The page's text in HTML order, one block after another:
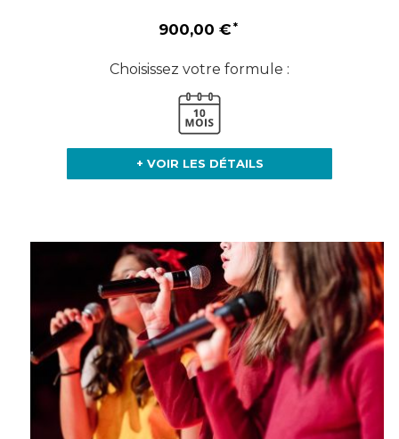
900,00 €
Choisissez votre formule :
+ VOIR LES DÉTAILS